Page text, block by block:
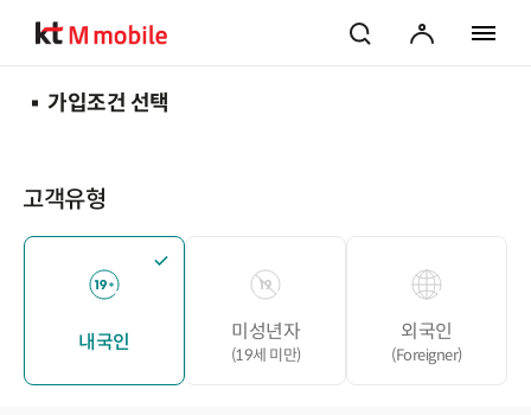
검색
마이페이지
가입조건 선택
고객유형
내국인 미성년자
(19세 미만)
외국인
(Foreigner)